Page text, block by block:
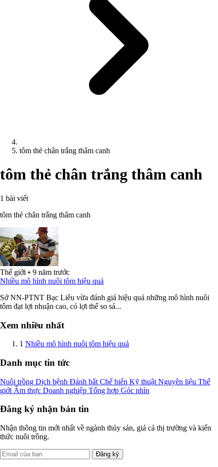
tôm thẻ chân trắng thâm canh
tôm thẻ chân trắng thâm canh
1 bài viết
tôm thẻ chân trắng thâm canh
Thế giới • 9 năm trước
Nhiều mô hình nuôi tôm hiệu quả
Sở NN-PTNT Bạc Liêu vừa đánh giá hiệu quả những mô hình nuôi
tôm đạt lợi nhuận cao, có lợi thế so sá...
Xem nhiều nhất
1 Nhiều mô hình nuôi tôm hiệu quả
Danh mục tin tức
Nuôi trồng Dịch bệnh Đánh bắt Chế biến Kỹ thuật Nguyên liệu Thế
giới Ẩm thực Doanh nghiệp Tổng hợp Góc nhìn
Đăng ký nhận bản tin
Nhận thông tin mới nhất về ngành thủy sản, giá cả thị trường và kiến
thức nuôi trồng.
Đăng ký